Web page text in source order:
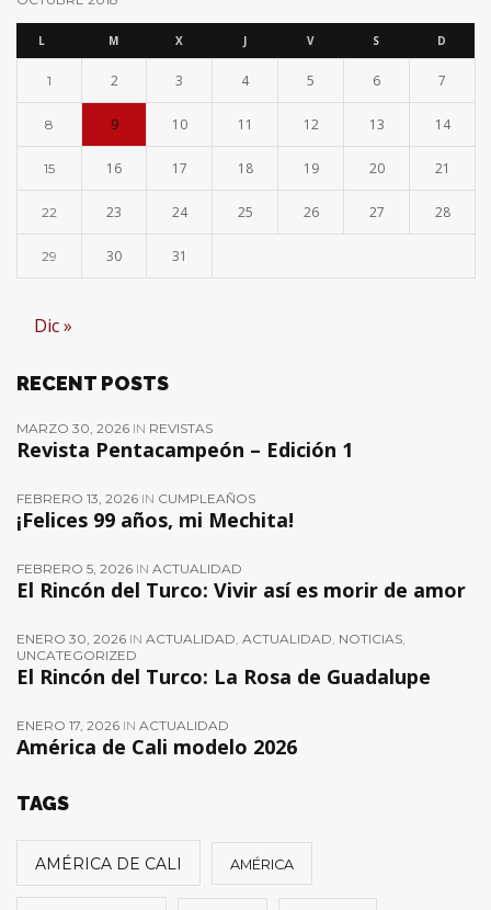
L M X J V S D
1 2 3 4 5 6 7
8 9 10 11 12 13 14
15 16 17 18 19 20 21
22 23 24 25 26 27 28
29 30 31
Dic »
RECENT POSTS
MARZO 30, 2026 IN REVISTAS
Revista Pentacampeón – Edición 1
FEBRERO 13, 2026 IN CUMPLEAÑOS
¡Felices 99 años, mi Mechita!
FEBRERO 5, 2026 IN ACTUALIDAD
El Rincón del Turco: Vivir así es morir de amor
ENERO 30, 2026 IN ACTUALIDAD, ACTUALIDAD, NOTICIAS,
UNCATEGORIZED
El Rincón del Turco: La Rosa de Guadalupe
ENERO 17, 2026 IN ACTUALIDAD
América de Cali modelo 2026
TAGS
AMÉRICA DE CALI AMÉRICA